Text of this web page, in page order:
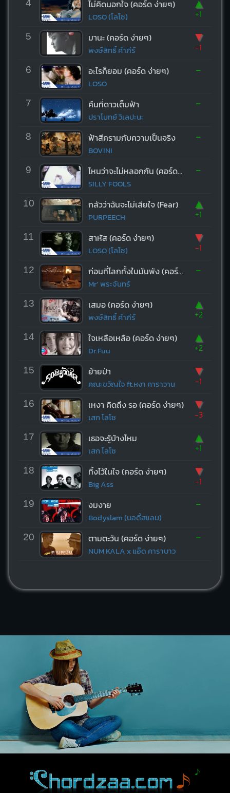
4 ไม่คิดนอกใจ (คอร์ด ง่ายๆ)
LOSO (โลโซ) +1
5 มานะ (คอร์ด ง่ายๆ)
พงษ์สิทธิ์ คำภีร์
▼
-1
6 อะไรก็ยอม (คอร์ด ง่ายๆ)
LOSO
-
7 คืนที่ดาวเต็มฟ้า
ปราโมทย์ วิเลปะนะ
-
8 ฟ้าสีครามกับความเป็นจริง
BOVINI
-
9 ไหนว่าจะไม่หลอกกัน (คอร์ด ง่ายๆ)
SILLY FOOLS
-
10 กลัวว่าฉันจะไม่เสียใจ (Fear)
PURPEECH
▲
+1
11 สาหัส (คอร์ด ง่ายๆ)
LOSO (โลโซ)
▼
-1
12 ก่อนที่โลกทั้งใบมันพัง (คอร์ด ง่ายๆ)
Mr’ พระจันทร์
-
13 เสมอ (คอร์ด ง่ายๆ)
พงษ์สิทธิ์ คำภีร์
▲
+2
14 ใจเหลือเหลือ (คอร์ด ง่ายๆ)
Dr.Fuu
▲
+2
15 ย้ายป่า
คณะขวัญใจ ft.หงา คาราวาน
▼
-1
16 เหงา คิดถึง รอ (คอร์ด ง่ายๆ)
เสก โลโซ
▼
-3
17 เธอจะรู้บ้างไหม
เสก โลโซ
▲
+1
18 ทิ้งไว้ในใจ (คอร์ด ง่ายๆ)
Big Ass
▼
-1
19 งมงาย
Bodyslam (บอดี้สแลม)
-
20 ตามตะวัน (คอร์ด ง่ายๆ)
NUM KALA x แอ๊ด คาราบาว
-